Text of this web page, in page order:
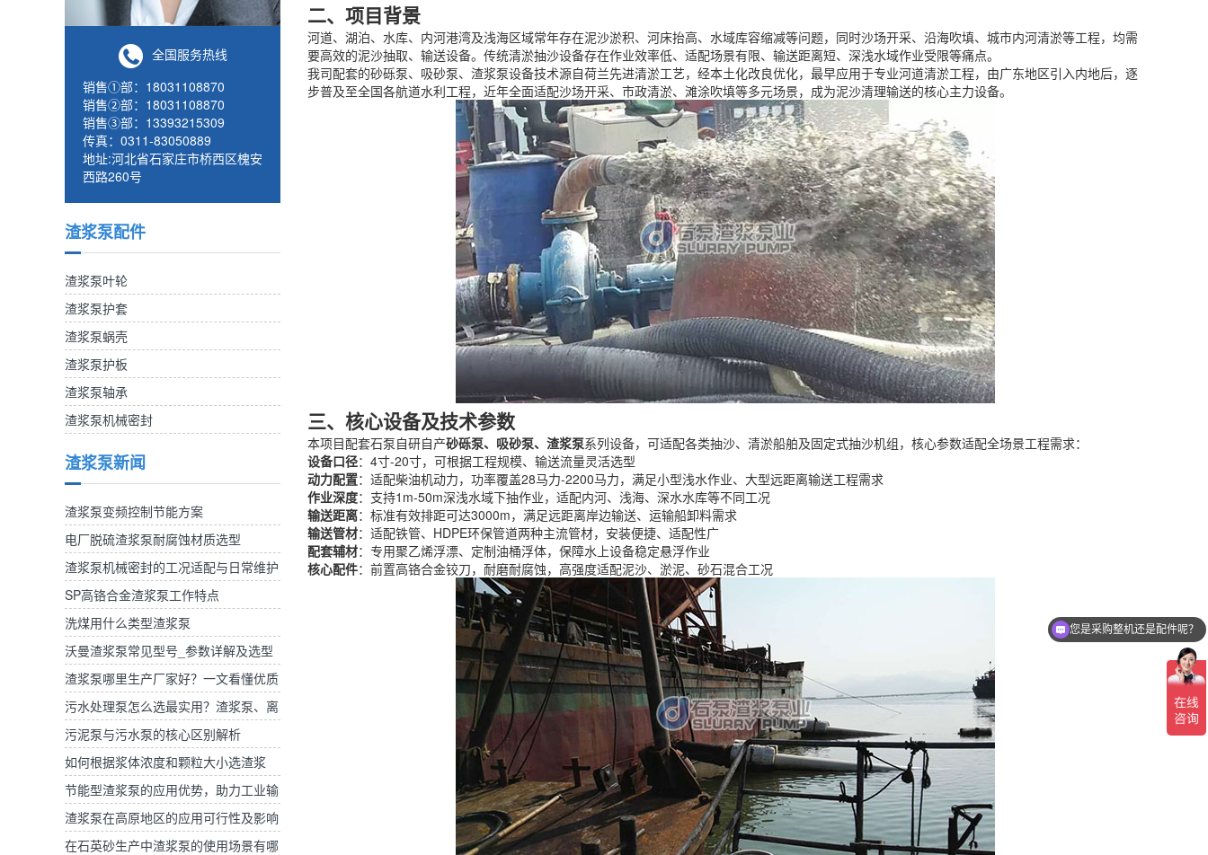
全国服务热线
销售①部：18031108870
销售②部：18031108870
销售③部：13393215309
传真：0311-83050889
地址:河北省石家庄市桥西区槐安
西路260号
渣浆泵配件
渣浆泵叶轮
渣浆泵护套
渣浆泵蜗壳
渣浆泵护板
渣浆泵轴承
渣浆泵机械密封
渣浆泵新闻
渣浆泵变频控制节能方案
电厂脱硫渣浆泵耐腐蚀材质选型
渣浆泵机械密封的工况适配与日常维护
SP高铬合金渣浆泵工作特点
洗煤用什么类型渣浆泵
沃曼渣浆泵常见型号_参数详解及选型
参考
渣浆泵哪里生产厂家好？一文看懂优质
产区与选择标准
污水处理泵怎么选最实用？渣浆泵、离
心泵、自吸泵选型对比
污泥泵与污水泵的核心区别解析
如何根据浆体浓度和颗粒大小选渣浆
泵？
节能型渣浆泵的应用优势，助力工业输
送降本增效
渣浆泵在高原地区的应用可行性及影响
应对策略
在石英砂生产中渣浆泵的使用场景有哪
二、项目背景
河道、湖泊、水库、内河港湾及浅海区域常年存在泥沙淤积、河床抬高、水域库容缩减等问题，同时沙场开采、沿海吹填、城市内河清淤等工程，均需
要高效的泥沙抽取、输送设备。传统清淤抽沙设备存在作业效率低、适配场景有限、输送距离短、深浅水域作业受限等痛点。
我司配套的砂砾泵、吸砂泵、渣浆泵设备技术源自荷兰先进清淤工艺，经本土化改良优化，最早应用于专业河道清淤工程，由广东地区引入内地后，逐
步普及至全国各航道水利工程，近年全面适配沙场开采、市政清淤、滩涂吹填等多元场景，成为泥沙清理输送的核心主力设备。
三、核心设备及技术参数
本项目配套石泵自研自产砂砾泵、吸砂泵、渣浆泵系列设备，可适配各类抽沙、清淤船舶及固定式抽沙机组，核心参数适配全场景工程需求：
设备口径：4寸-20寸，可根据工程规模、输送流量灵活选型
动力配置：适配柴油机动力，功率覆盖28马力-2200马力，满足小型浅水作业、大型远距离输送工程需求
作业深度：支持1m-50m深浅水域下抽作业，适配内河、浅海、深水水库等不同工况
输送距离：标准有效排距可达3000m，满足远距离岸边输送、运输船卸料需求
输送管材：适配铁管、HDPE环保管道两种主流管材，安装便捷、适配性广
配套辅材：专用聚乙烯浮漂、定制油桶浮体，保障水上设备稳定悬浮作业
核心配件：前置高铬合金铰刀，耐磨耐腐蚀，高强度适配泥沙、淤泥、砂石混合工况
您是采购整机还是配件呢？
点我帮您免费选型报价